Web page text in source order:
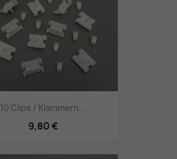
10 Clips / Klammern...
9,80 €